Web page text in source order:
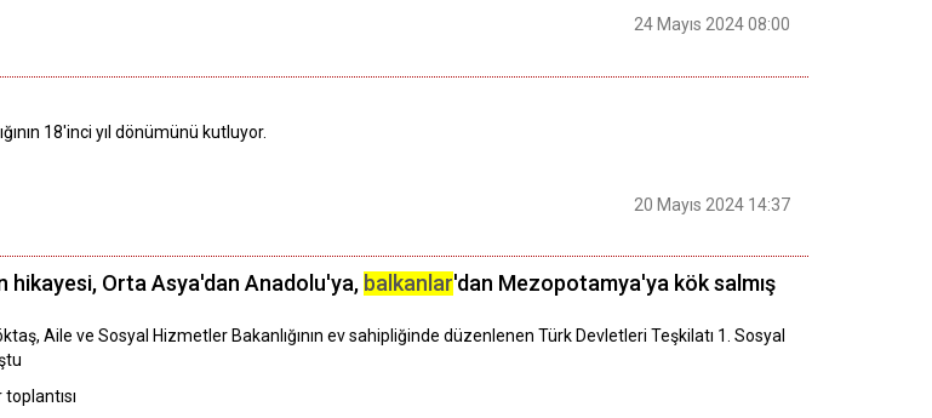
24 Mayıs 2024 08:00
18'inci yıl dönümünü kutluyor.
20 Mayıs 2024 14:37
hikayesi, Orta Asya'dan Anadolu'ya, balkanlar'dan Mezopotamya'ya kök salmış
Aile ve Sosyal Hizmetler Bakanlığının ev sahipliğinde düzenlenen Türk Devletleri Teşkilatı 1. Sosyal